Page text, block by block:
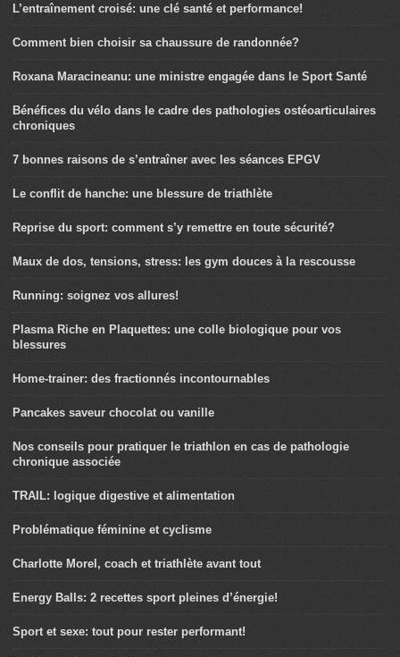
L’entraînement croisé: une clé santé et performance!
Comment bien choisir sa chaussure de randonnée?
Roxana Maracineanu: une ministre engagée dans le Sport Santé
Bénéfices du vélo dans le cadre des pathologies ostéoarticulaires
chroniques
7 bonnes raisons de s’entraîner avec les séances EPGV
Le conflit de hanche: une blessure de triathlète
Reprise du sport: comment s’y remettre en toute sécurité?
Maux de dos, tensions, stress: les gym douces à la rescousse
Running: soignez vos allures!
Plasma Riche en Plaquettes: une colle biologique pour vos
blessures
Home-trainer: des fractionnés incontournables
Pancakes saveur chocolat ou vanille
Nos conseils pour pratiquer le triathlon en cas de pathologie
chronique associée
TRAIL: logique digestive et alimentation
Problématique féminine et cyclisme
Charlotte Morel, coach et triathlète avant tout
Energy Balls: 2 recettes sport pleines d’énergie!
Sport et sexe: tout pour rester performant!